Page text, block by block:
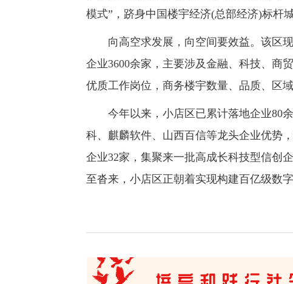
模式”，跻身中国楼宇经济(总部经济)标杆
向高空求发展，向空间要效益。该区现
企业3600余家，主要涉及金融、科技、商
优质工作岗位，商务楼宇数量、品质、区
今年以来，小店区已累计落地企业80余
科、麒麟软件、山西百信等龙头企业优势
企业32家，集聚来一批高成长科技型信创
至沓来，小店区正朝着实现构建百亿级数